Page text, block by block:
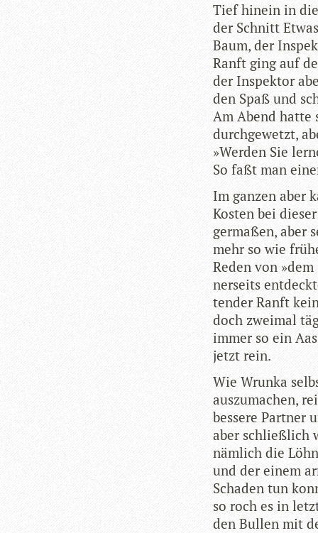
Tief hin­ein in
der Schnitt
Baum, der
Ranft ging auf
der Inspek­tor
den Spaß und
Am Abend hatte
durch­ge­wetzt,
»Wer­den Sie
So faßt man
Im gan­zen aber
Kos­ten bei
ger­ma­ßen, aber
mehr so wie
Reden von
ner­seits
ten­der Ranft
doch zwei­mal
immer so ein
jetzt rein.
Wie Wrunka
aus­zu­ma­chen,
bes­sere Part­ner
aber schließ­lich
näm­lich die
und der einem
Scha­den tun
so roch es in
den Bul­len mit